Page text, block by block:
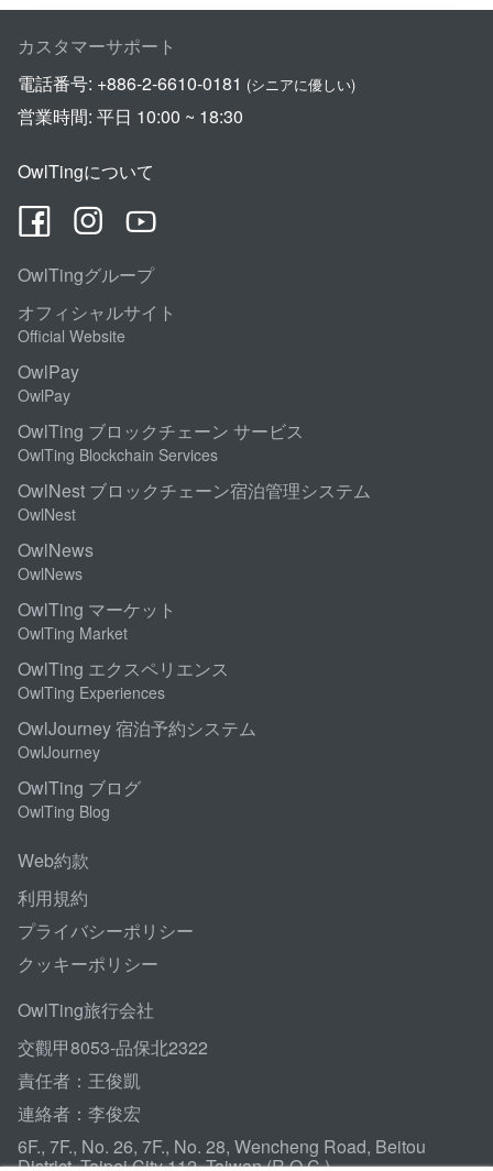
カスタマーサポート
電話番号: +886-2-6610-0181 (シニアに優しい)
営業時間: 平日 10:00 ~ 18:30
OwlTingについて
OwlTingグループ
オフィシャルサイト
Official Website
OwlPay
OwlPay
OwlTing ブロックチェーン サービス
OwlTing Blockchain Services
OwlNest ブロックチェーン宿泊管理システム
OwlNest
OwlNews
OwlNews
OwlTing マーケット
OwlTing Market
OwlTing エクスペリエンス
OwlTing Experiences
OwlJourney 宿泊予約システム
OwlJourney
OwlTing ブログ
OwlTing Blog
Web約款
利用規約
プライバシーポリシー
クッキーポリシー
OwlTing旅行会社
交觀甲8053-品保北2322
責任者：王俊凱
連絡者：李俊宏
6F., 7F., No. 26, 7F., No. 28, Wencheng Road, Beitou